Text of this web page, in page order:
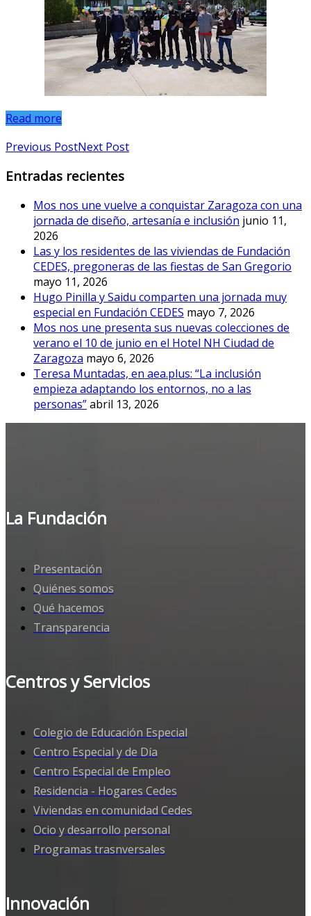
Read more
Previous PostNext Post
Entradas recientes
Mos nos une vuelve a conquistar Zaragoza con una
jornada de diseño, artesanía e inclusión junio 11,
2026
Las y los residentes de las viviendas de Fundación
CEDES, pregoneras de las fiestas de San Gregorio
mayo 11, 2026
Hugo Pinilla y Saidu comparten una jornada muy
especial en Fundación CEDES mayo 7, 2026
Mos nos une presenta sus nuevas colecciones de
verano el 10 de junio en el Hotel NH Ciudad de
Zaragoza mayo 6, 2026
Teresa Muntadas, en aea.plus: “La inclusión
empieza adaptando los entornos, no a las
personas”abril 13, 2026
La Fundación
Presentación
Quiénes somos
Qué hacemos
Transparencia
Centros y Servicios
Colegio de Educación Especial
Centro Especial y de Día
Centro Especial de Empleo
Residencia - Hogares Cedes
Viviendas en comunidad Cedes
Ocio y desarrollo personal
Programas trasnversales
Innovación